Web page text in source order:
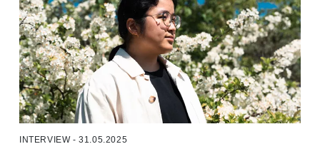
INTERVIEW - 31.05.2025